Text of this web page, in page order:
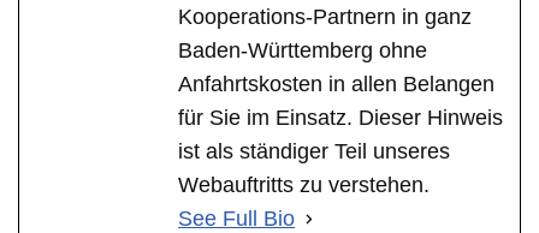
Kooperations-Partnern in ganz
Baden-Württemberg ohne
Anfahrtskosten in allen Belangen
für Sie im Einsatz. Dieser Hinweis
ist als ständiger Teil unseres
Webauftritts zu verstehen.
See Full Bio